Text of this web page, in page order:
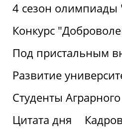
4 сезон олимпиады
Конкурс
Под пристальным
Развитие
Студенты
Цитата дня